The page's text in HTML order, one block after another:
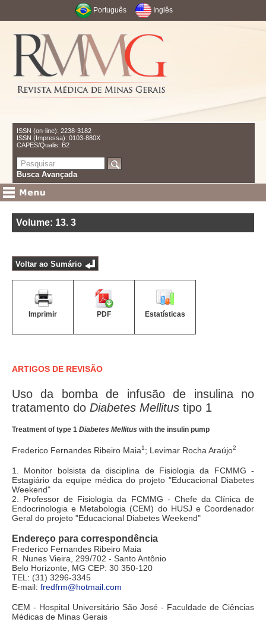
Português Inglês
ISSN (on-line): 2238-3182
ISSN (Impressa): 0103-880X
CAPES/Qualis: B2
Busca Avançada
Volume: 13. 3
Voltar ao Sumário
Imprimir PDF Estatísticas
ARTIGOS DE REVISÃO
Uso da bomba de infusão de insulina no
tratamento do Diabetes Mellitus tipo 1
Treatment of type 1 Diabetes Mellitus with the insulin pump
Frederico Fernandes Ribeiro Maia1 ; Levimar Rocha Araújo2
1. Monitor bolsista da disciplina de Fisiologia da FCMMG -
Estagiário da equipe médica do projeto "Educacional Diabetes
Weekend"
2. Professor de Fisiologia da FCMMG - Chefe da Clínica de
Endocrinologia e Metabologia (CEM) do HUSJ e Coordenador
Geral do projeto "Educacional Diabetes Weekend"
Endereço para correspondência
Frederico Fernandes Ribeiro Maia
R. Nunes Vieira, 299/702 - Santo Antônio
Belo Horizonte, MG CEP: 30 350-120
TEL: (31) 3296-3345
E-mail: fredfrm@hotmail.com
CEM - Hospital Universitário São José - Faculdade de Ciências
Médicas de Minas Gerais